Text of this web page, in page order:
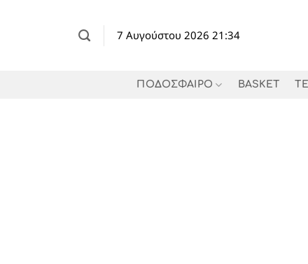
7 Αυγούστου 2026 21:34
ΠΟΔΟΣΦΑΙΡΟ BASKET